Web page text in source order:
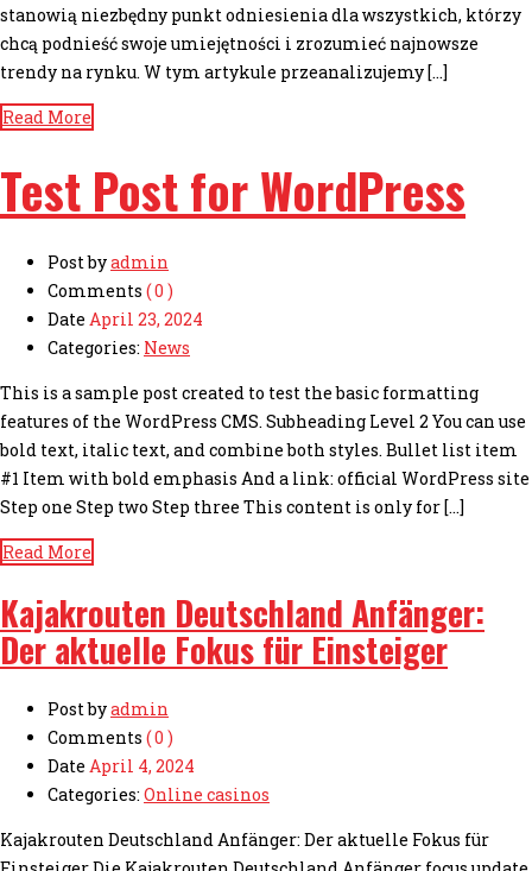
stanowią niezbędny punkt odniesienia dla wszystkich, którzy
chcą podnieść swoje umiejętności i zrozumieć najnowsze
trendy na rynku. W tym artykule przeanalizujemy […]
Read More
Test Post for WordPress
Post byadmin
Comments ( 0 )
Date April 23, 2024
Categories: News
This is a sample post created to test the basic formatting
features of the WordPress CMS. Subheading Level 2 You can use
bold text, italic text, and combine both styles. Bullet list item
#1 Item with bold emphasis And a link: official WordPress site
Step one Step two Step three This content is only for […]
Read More
Kajakrouten Deutschland Anfänger:
Der aktuelle Fokus für Einsteiger
Post byadmin
Comments ( 0 )
Date April 4, 2024
Categories: Online casinos
Kajakrouten Deutschland Anfänger: Der aktuelle Fokus für